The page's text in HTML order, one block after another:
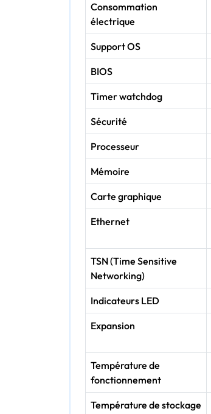
Consommation
électrique
Support OS
BIOS
Timer watchdog
Sécurité
Processeur
Mémoire
Carte graphique
Ethernet
TSN (Time Sensitive
Networking)
Indicateurs LED
Expansion
Température de
fonctionnement
Température de stockage